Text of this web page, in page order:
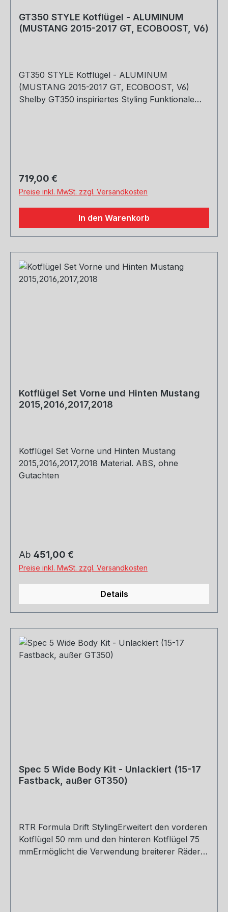
GT350 STYLE Kotflügel - ALUMINUM
(MUSTANG 2015-2017 GT, ECOBOOST, V6)
GT350 STYLE Kotflügel - ALUMINUM
(MUSTANG 2015-2017 GT, ECOBOOST, V6)
Shelby GT350 inspiriertes Styling Funktionale
Regulärer Preis:
719,00 €
Preise inkl. MwSt. zzgl. Versandkosten
In den Warenkorb
Kotflügel Set Vorne und Hinten Mustang
2015,2016,2017,2018
Kotflügel Set Vorne und Hinten Mustang
2015,2016,2017,2018 Material. ABS, ohne
Gutachten
Regulärer Preis:
Ab 451,00 €
Preise inkl. MwSt. zzgl. Versandkosten
Details
Spec 5 Wide Body Kit - Unlackiert (15-17
Fastback, außer GT350)
RTR Formula Drift StylingErweitert den vorderen
Kotflügel 50 mm und den hinteren Kotflügel 75
mmErmöglicht die Verwendung breiterer Räder /